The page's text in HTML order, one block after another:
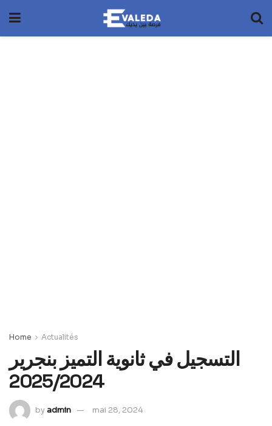
Home Actualités
التسجيل في ثانوية التميز بنجرير
2025/2024
byadmin mai 28, 2024